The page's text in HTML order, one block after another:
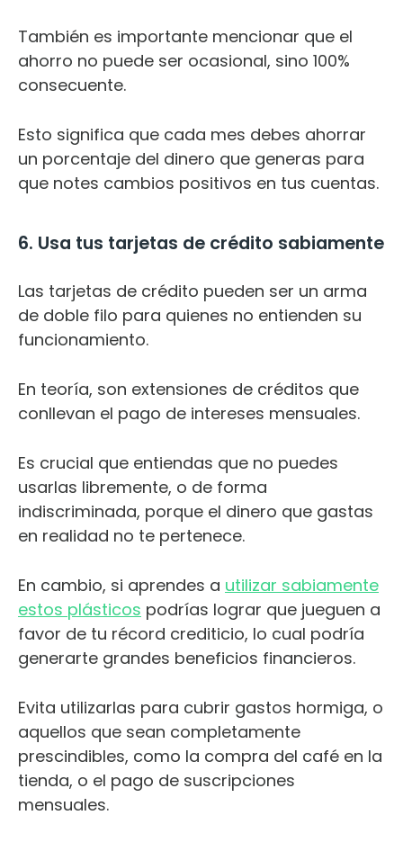
También es importante mencionar que el
ahorro no puede ser ocasional, sino 100%
consecuente.
Esto significa que cada mes debes ahorrar
un porcentaje del dinero que generas para
que notes cambios positivos en tus cuentas.
6. Usa tus tarjetas de crédito sabiamente
Las tarjetas de crédito pueden ser un arma
de doble filo para quienes no entienden su
funcionamiento.
En teoría, son extensiones de créditos que
conllevan el pago de intereses mensuales.
Es crucial que entiendas que no puedes
usarlas libremente, o de forma
indiscriminada, porque el dinero que gastas
en realidad no te pertenece.
En cambio, si aprendes a utilizar sabiamente
estos plásticos podrías lograr que jueguen a
favor de tu récord crediticio, lo cual podría
generarte grandes beneficios financieros.
Evita utilizarlas para cubrir gastos hormiga, o
aquellos que sean completamente
prescindibles, como la compra del café en la
tienda, o el pago de suscripciones
mensuales.